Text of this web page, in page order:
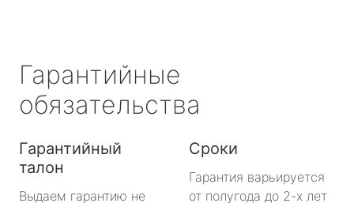
Гарантийные
обязательства
Гарантийный
талон
Выдаем гарантию не
Сроки
Гарантия варьируется
от полугода до 2-х лет